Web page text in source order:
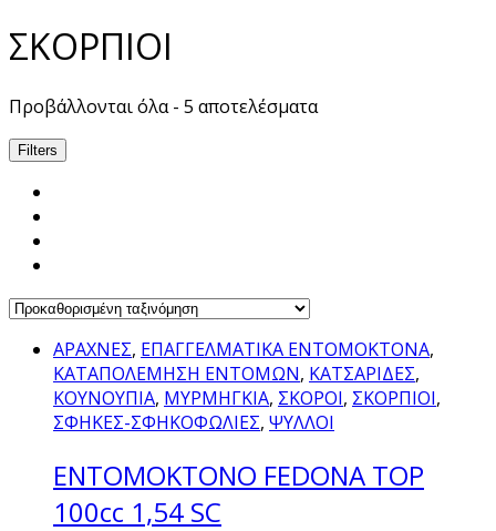
ΣΚΟΡΠΙΟΙ
Προβάλλονται όλα - 5 αποτελέσματα
Filters
ΑΡΑΧΝΕΣ, ΕΠΑΓΓΕΛΜΑΤΙΚΑ ΕΝΤΟΜΟΚΤΟΝΑ,
ΚΑΤΑΠΟΛΕΜΗΣΗ ΕΝΤΟΜΩΝ, ΚΑΤΣΑΡΙΔΕΣ,
ΚΟΥΝΟΥΠΙΑ, ΜΥΡΜΗΓΚΙΑ, ΣΚΟΡΟΙ, ΣΚΟΡΠΙΟΙ,
ΣΦΗΚΕΣ-ΣΦΗΚΟΦΩΛΙΕΣ, ΨΥΛΛΟΙ
EΝΤΟΜΟΚΤΟΝΟ FEDONA TOP
100cc 1,54 SC